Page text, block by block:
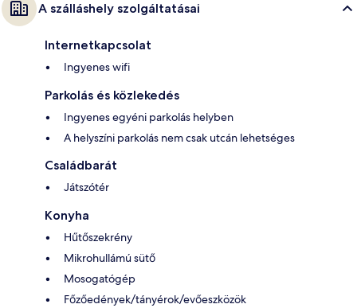
A szálláshely szolgáltatásai
Internetkapcsolat
Ingyenes wifi
Parkolás és közlekedés
Ingyenes egyéni parkolás helyben
A helyszíni parkolás nem csak utcán lehetséges
Családbarát
Játszótér
Konyha
Hűtőszekrény
Mikrohullámú sütő
Mosogatógép
Főzőedények/tányérok/evőeszközök